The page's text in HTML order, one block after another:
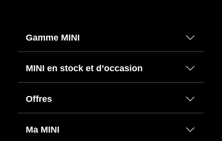
Gamme MINI
MINI en stock et d’occasion
Offres
Ma MINI